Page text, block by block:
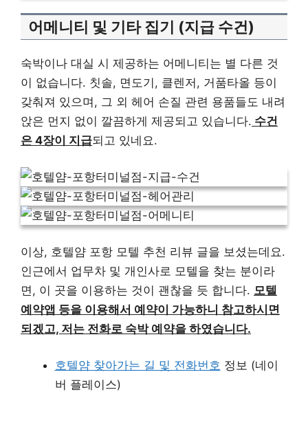
어메니티 및 기타 집기 (지급 수건)
숙박이나 대실 시 제공하는 어메니티는 별 다른 것
이 없습니다. 칫솔, 면도기, 클렌저, 거품타올 등이
갖춰져 있으며, 그 외 헤어 손질 관련 용품들도 내려
앉은 먼지 없이 깔끔하게 제공되고 있습니다. 수건
은 4장이 지급되고 있네요.
이상, 호텔얌 포항 모텔 추천 리뷰 글을 보셨는데요.
인근에서 업무차 및 개인사로 모텔을 찾는 분이라
면, 이 곳을 이용하는 것이 괜찮을 듯 합니다. 모텔
예약앱 등을 이용해서 예약이 가능하니 참고하시면
되겠고, 저는 전화로 숙박 예약을 하였습니다.
호텔얌 찾아가는 길 및 전화번호 정보 (네이
버 플레이스)